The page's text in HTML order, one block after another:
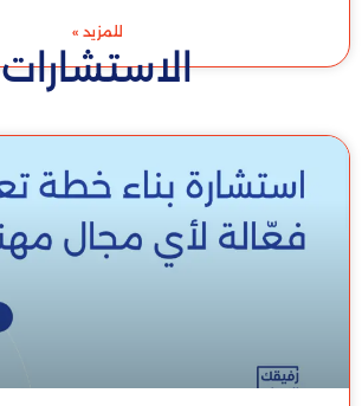
للمزيد »
الاستشارات